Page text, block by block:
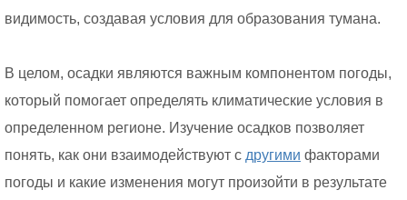
видимость, создавая условия для образования тумана.
В целом, осадки являются важным компонентом погоды,
который помогает определять климатические условия в
определенном регионе. Изучение осадков позволяет
понять, как они взаимодействуют с другими факторами
погоды и какие изменения могут произойти в результате